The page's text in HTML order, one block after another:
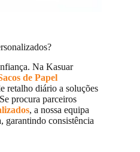
Na Kasuar
de Papel
retalho diário a soluções
procura parceiros
, a nossa equipa
garantindo consistência